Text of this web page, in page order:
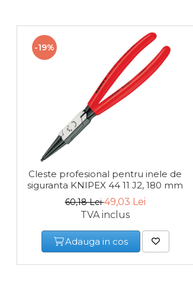
-19%
Cleste profesional pentru inele de
siguranta KNIPEX 44 11 J2, 180 mm
60,18 Lei49,03 Lei
TVA inclus
Adauga in cos